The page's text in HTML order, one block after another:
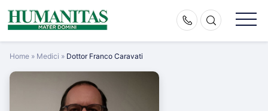
Skip
to
Home » Medici » Dottor Franco Caravati